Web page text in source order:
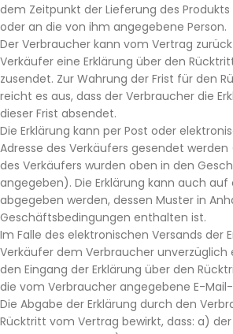
dem Zeitpunkt der Lieferung des
oder an die von ihm angegebene Person.
Der Verbraucher kann vom Vertrag
Verkäufer eine Erklärung über den
zusendet. Zur Wahrung der Frist für den
reicht es aus, dass der Verbraucher die
dieser Frist absendet.
Die Erklärung kann per Post oder
Adresse des Verkäufers gesendet
des Verkäufers wurden oben in den
angegeben). Die Erklärung kann auch
abgegeben werden, dessen Muster in
Geschäftsbedingungen enthalten ist.
Im Falle des elektronischen Versands der
Verkäufer dem Verbraucher unverzüglich
den Eingang der Erklärung über den
die vom Verbraucher angegebene E-
Die Abgabe der Erklärung durch den
Rücktritt vom Vertrag bewirkt, dass: a)